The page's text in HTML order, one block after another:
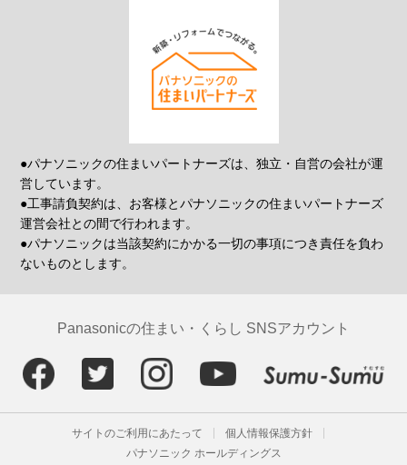
●パナソニックの住まいパートナーズは、独立・自営の会社が運
営しています。
●工事請負契約は、お客様とパナソニックの住まいパートナーズ
運営会社との間で行われます。
●パナソニックは当該契約にかかる一切の事項につき責任を負わ
ないものとします。
Panasonicの住まい・くらし SNSアカウント
サイトのご利用にあたって
個人情報保護方針
パナソニック ホールディングス